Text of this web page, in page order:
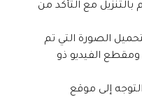
مع التأكد من
الصورة التي تم
ومقطع الفيديو ذو
التوجه إلى موقع